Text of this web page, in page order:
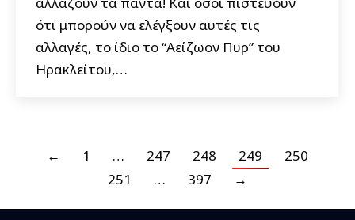
ότι μπορούν να ελέγξουν αυτές τις
αλλαγές, το ίδιο το “Αείζωον Πυρ” του
Ηρακλείτου,…
← 1 … 247 248 249
250
251
… 397 →